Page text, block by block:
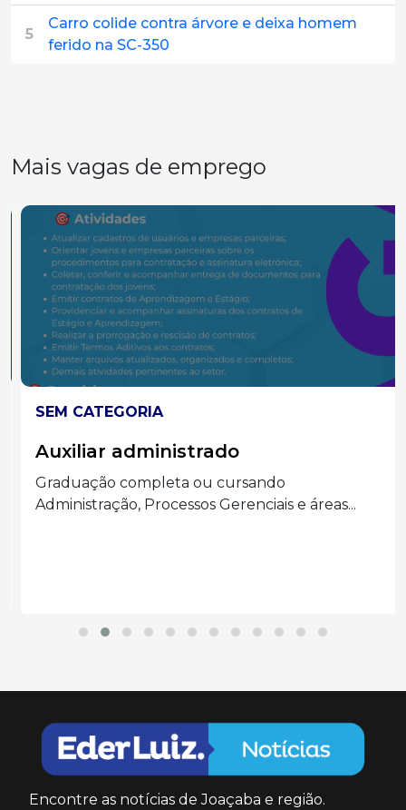
5
Carro colide contra árvore e deixa homem
ferido na SC-350
Mais vagas de emprego
SEM CATEGORIA
Auxiliar administrado
Graduação completa ou cursando
Administração, Processos Gerenciais e áreas...
Encontre as notícias de Joaçaba e região.